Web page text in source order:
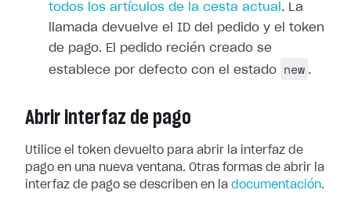
todos los artículos de la cesta actual . La
llamada devuelve el ID del pedido y el token
de pago. El pedido recién creado se
establece por defecto con el estado
new .
Abrir interfaz de pago
Utilice el token devuelto para abrir la interfaz de
pago en una nueva ventana. Otras formas de abrir la
interfaz de pago se describen en la documentación.